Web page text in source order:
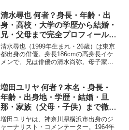
清水尋也 何者？身長・年齢・出
身・高校・大学の学歴から結婚・
兄・父母まで完全プロフィール解
説【2025最新】
清水尋也（1999年生まれ・26歳）は東京
都出身の俳優。身長186cmの高身長イケ
メンで、兄は俳優の清水尚弥。母子家庭
増田ユリヤ 何者？本名・身長・
年齢・出身地・学歴・結婚・旦
那・家族（父母・子供）まで徹底
解説【2025最新】
増田ユリヤは、神奈川県横浜市出身のジ
ャーナリスト・コメンテーター。1964年